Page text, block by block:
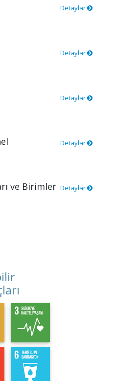
Detaylar
Detaylar
Detaylar
Detaylar
ve Birimler Detaylar